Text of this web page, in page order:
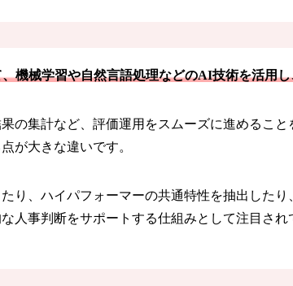
機械学習や自然言語処理などのAI技術を活用
の集計など、評価運用をスムーズに進めるこ
が大きな違いです。
り、ハイパフォーマーの共通特性を抽出した
人事判断をサポートする仕組みとして注目され